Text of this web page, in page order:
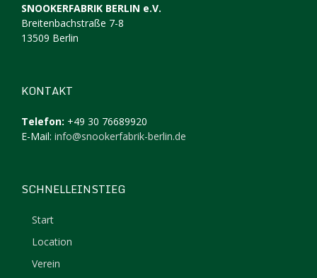
SNOOKERFABRIK BERLIN e.V.
Breitenbachstraße 7-8
13509 Berlin
KONTAKT
Telefon: +49 30 76689920
E-Mail: info@snookerfabrik-berlin.de
SCHNELLEINSTIEG
Start
Location
Verein